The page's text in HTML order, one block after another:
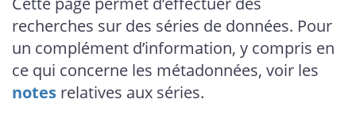
recherches sur des séries de données. Pour
un complément d’information, y compris en
ce qui concerne les métadonnées, voir les
notes relatives aux séries.